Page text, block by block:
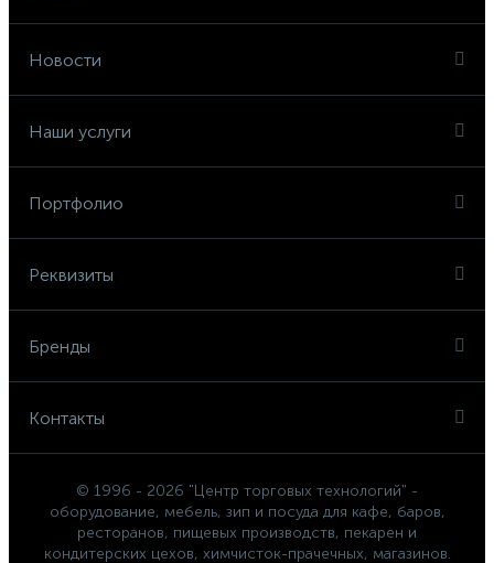
Новости
Наши услуги
Портфолио
Реквизиты
Бренды
Контакты
© 1996 - 2026 "Центр торговых технологий" -
оборудование, мебель, зип и посуда для кафе, баров,
ресторанов, пищевых производств, пекарен и
кондитерских цехов, химчисток-прачечных, магазинов.